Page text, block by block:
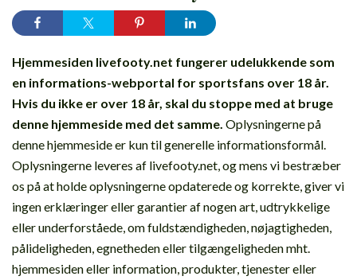
Hjemmesiden livefooty.net fungerer udelukkende som
en informations-webportal for sportsfans over 18 år.
Hvis du ikke er over 18 år, skal du stoppe med at bruge
denne hjemmeside med det samme. Oplysningerne på
denne hjemmeside er kun til generelle informationsformål.
Oplysningerne leveres af livefooty.net, og mens vi bestræber
os på at holde oplysningerne opdaterede og korrekte, giver vi
ingen erklæringer eller garantier af nogen art, udtrykkelige
eller underforståede, om fuldstændigheden, nøjagtigheden,
pålideligheden, egnetheden eller tilgængeligheden mht.
hjemmesiden eller information, produkter, tjenester eller